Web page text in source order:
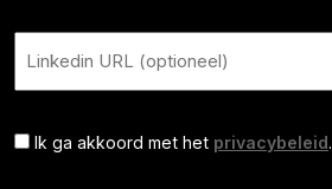
Ik ga akkoord met het privacybeleid.